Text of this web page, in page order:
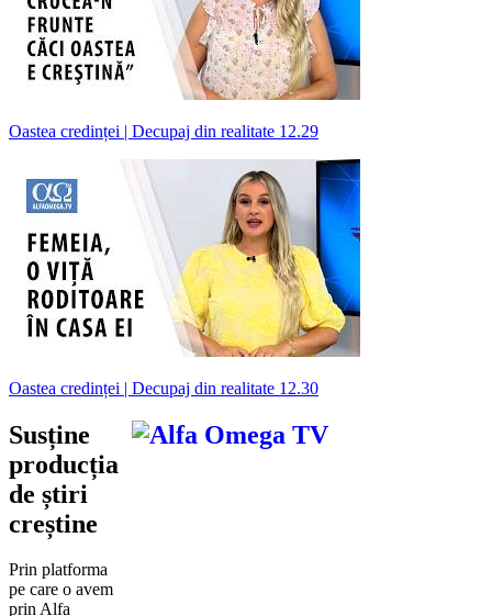
Oastea credinței | Decupaj din realitate 12.29
Oastea credinței | Decupaj din realitate 12.30
Susține
producția
de știri
creștine
Prin platforma
pe care o avem
prin Alfa